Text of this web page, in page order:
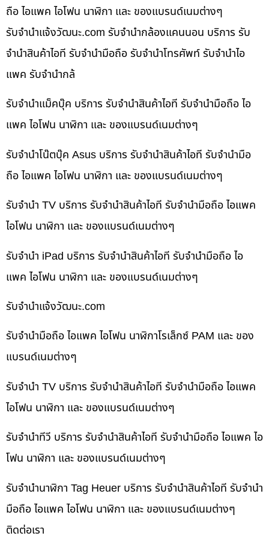
ถือ ไอแพค ไอโฟน นาฬิกา และ ของแบรนด์เนมต่างๆ
รับจํานําแจ้งวัฒนะ.com รับจำนำกล้องแคนนอน บริการ รับ
จำนำสินค้าไอที รับจำนำมือถือ รับจำนำโทรศัพท์ รับจำนำไอ
แพค รับจำนำกล้
รับจำนำแม็คบุ๊ค บริการ รับจำนำสินค้าไอที รับจำนำมือถือ ไอ
แพค ไอโฟน นาฬิกา และ ของแบรนด์เนมต่างๆ
รับจำนำโน๊ตบุ๊ค Asus บริการ รับจำนำสินค้าไอที รับจำนำมือ
ถือ ไอแพค ไอโฟน นาฬิกา และ ของแบรนด์เนมต่างๆ
รับจำนำ TV บริการ รับจำนำสินค้าไอที รับจำนำมือถือ ไอแพค
ไอโฟน นาฬิกา และ ของแบรนด์เนมต่างๆ
รับจำนำ iPad บริการ รับจำนำสินค้าไอที รับจำนำมือถือ ไอ
แพค ไอโฟน นาฬิกา และ ของแบรนด์เนมต่างๆ
รับจํานําแจ้งวัฒนะ.com
รับจำนำมือถือ ไอแพค ไอโฟน นาฬิกาโรเล็กซ์ PAM และ ของ
แบรนด์เนมต่างๆ
รับจำนำ TV บริการ รับจำนำสินค้าไอที รับจำนำมือถือ ไอแพค
ไอโฟน นาฬิกา และ ของแบรนด์เนมต่างๆ
รับจำนำทีวี บริการ รับจำนำสินค้าไอที รับจำนำมือถือ ไอแพค ไอ
โฟน นาฬิกา และ ของแบรนด์เนมต่างๆ
รับจำนำนาฬิกา Tag Heuer บริการ รับจำนำสินค้าไอที รับจำนำ
มือถือ ไอแพค ไอโฟน นาฬิกา และ ของแบรนด์เนมต่างๆ
ติดต่อเรา